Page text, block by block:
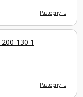
Развернуть
130-1
Развернуть